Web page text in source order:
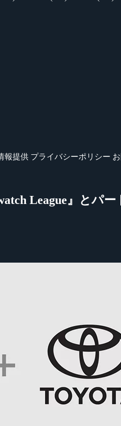
報提供 プライバシーポリシー
League』とパ